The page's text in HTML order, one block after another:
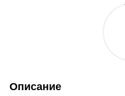
Описание